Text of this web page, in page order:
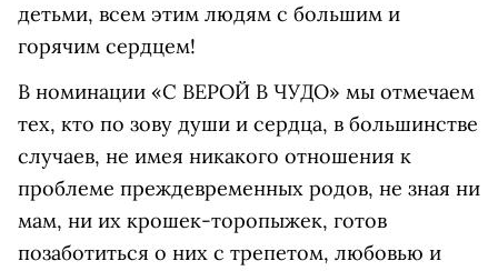
детьми, всем этим людям с большим и
горячим сердцем!
В номинации «С ВЕРОЙ В ЧУДО» мы отмечаем
тех, кто по зову души и сердца, в большинстве
случаев, не имея никакого отношения к
проблеме преждевременных родов, не зная ни
мам, ни их крошек-торопыжек, готов
позаботиться о них с трепетом, любовью и